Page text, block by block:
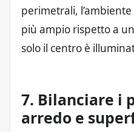
perimetrali,
più ampio rispetto a
solo il centro è
7. Bilanciare i
arredo e